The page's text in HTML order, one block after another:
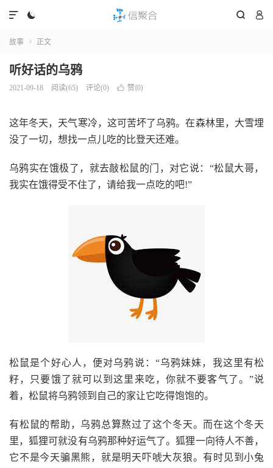
  

故事  正文
听好话的乌鸦
2021-09-18 阅读(65) 评论(0)  赞(0)
这年冬天，天气寒冷，这可苦坏了乌鸦。在森林里，大雪埋
没了一切，想找一点儿吃的比登天还难。
乌鸦实在饿极了，就去敲松鼠的门，对它说：“松鼠大哥，
我实在饿得受不住了，请给我一点吃的吧!”
松鼠是个好心人，便对乌鸦说：“乌鸦妹妹，我这里有松
籽，只要饿了就可以到这里来吃，你就不要客气了。”说
着，松鼠将乌鸦领到自己的家让它吃得饱饱的。
有松鼠的帮助，乌鸦总算熬过了这个冬天。而在这个冬天
里，狐狸可就没有乌鸦那种好运气了。狐狸一向待人不善，
它不是今天骗黑熊，就是明天吓唬大灰狼。有时见到小兔